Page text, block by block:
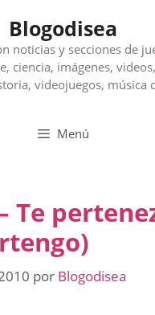
Blogodisea
noticias y secciones de
ciencia, imágenes,
videojuegos, música
Menú
Te
por Blogodisea